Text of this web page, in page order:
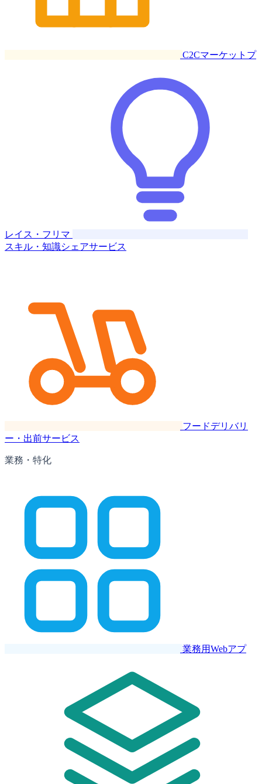
C2Cマーケットプ
レイス・フリマ
スキル・知識シェアサービス
フードデリバリ
ー・出前サービス
業務・特化
業務用Webアプ